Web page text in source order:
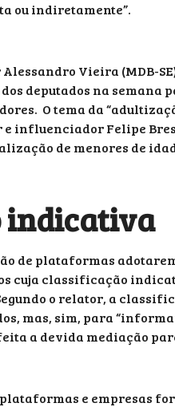
ou indiretamente”.
Vieira (MDB-
deputados na semana
O tema da
influenciador Felipe
de menores de
indicativa
de plataformas
cuja classificação
o relator, a
mas, sim, para
a devida mediação
e empresas